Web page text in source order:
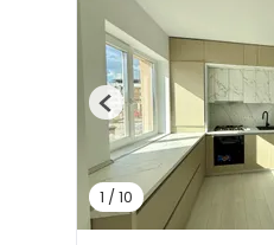
1 / 10
Previous